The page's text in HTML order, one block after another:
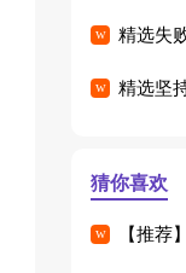
精选失
精选坚
猜你喜欢
【推荐